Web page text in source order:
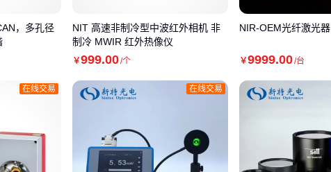
，多孔径
NIT 高速非制冷型中波红外相机 非
制冷 MWIR 红外热像仪
￥999.00/个
NIR-OEM光纤激光器
￥9999.00/台
在线交易 在线交易